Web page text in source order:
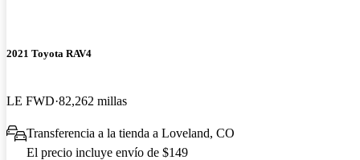
2021 Toyota RAV4
LE FWD 82,262 millas
Transferencia a la tienda a Loveland, CO
El precio incluye envío de $149